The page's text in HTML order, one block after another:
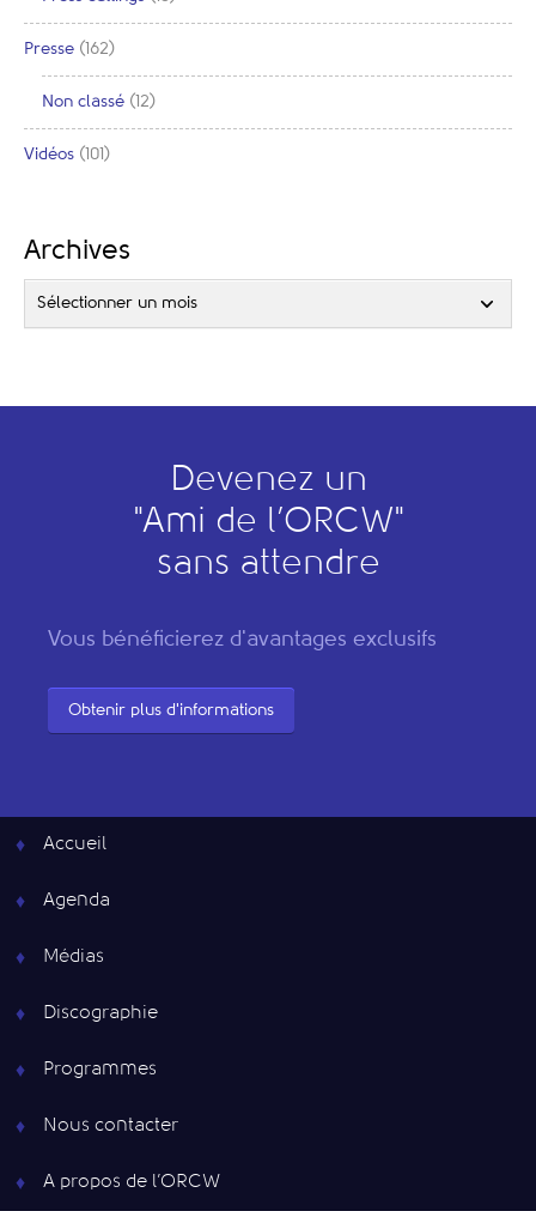
Presse (162)
Non classé (12)
Vidéos (101)
Archives
Sélectionner un mois
Devenez un
"Ami de l’ORCW"
sans attendre
Vous bénéficierez d'avantages exclusifs
Obtenir plus d'informations
Accueil
Agenda
Médias
Discographie
Programmes
Nous contacter
A propos de l’ORCW